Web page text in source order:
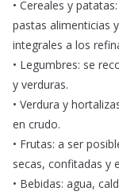
• Cereales y
pastas alimenticias
integrales a los
• Legumbres: se
y verduras.
• Verdura y
en crudo.
• Frutas: a ser
secas, confitadas y
• Bebidas: agua,